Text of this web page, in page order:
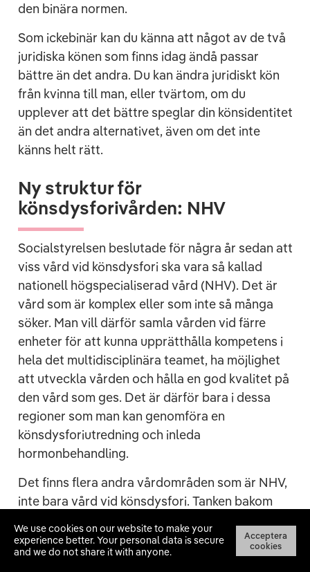
We use cookies on our website to make your
experience better.Your personal data is secure
and we do not share it with anyone.
Acceptera
cookies
den binära normen.
Som ickebinär kan du känna att något av de två
juridiska könen som finns idag ändå passar
bättre än det andra. Du kan ändra juridiskt kön
från kvinna till man, eller tvärtom, om du
upplever att det bättre speglar din könsidentitet
än det andra alternativet, även om det inte
känns helt rätt.
Ny struktur för
könsdysforivården: NHV
Socialstyrelsen beslutade för några år sedan att
viss vård vid könsdysfori ska vara så kallad
nationell högspecialiserad vård (NHV). Det är
vård som är komplex eller som inte så många
söker. Man vill därför samla vården vid färre
enheter för att kunna upprätthålla kompetens i
hela det multidisciplinära teamet, ha möjlighet
att utveckla vården och hålla en god kvalitet på
den vård som ges. Det är därför bara i dessa
regioner som man kan genomföra en
könsdysforiutredning och inleda
hormonbehandling.
Det finns flera andra vårdområden som är NHV,
inte bara vård vid könsdysfori. Tanken bakom
könsbekräftande vården till NHV är att göra
vården mer likvärdig över hela landet, förbättra